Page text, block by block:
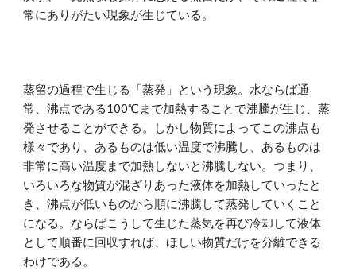
常にありがたい現象が生じている。
蒸留の過程で生じる「蒸発」という現象。水ならば通
常、沸点である100℃まで加熱することで沸騰が生じ、蒸
発させることができる。しかし物質によってこの沸点も
様々であり、あるものは低い温度で沸騰し、あるものは
非常に高い温度まで加熱しないと沸騰しない。つまり、
いろいろな物質が混ざりあった液体を加熱していったと
き、沸点が低いものから順に沸騰して蒸発していくこと
になる。ならばこうして生じた蒸気を再び冷却して液体
として順番に回収すれば、ほしい物質だけを分離できる
わけである。